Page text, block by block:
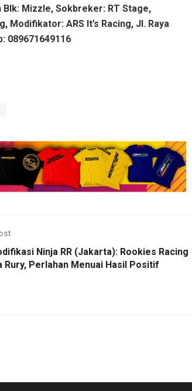
Blk: Mizzle, Sokbreker: RT Stage,
Modifikator: ARS It’s Racing, Jl. Raya
089671649116
Ninja RR (Jakarta): Rookies Racing
Rury, Perlahan Menuai Hasil Positif